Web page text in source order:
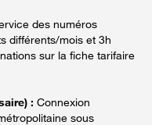
des numéros
différents/mois et 3h
sur la fiche tarifaire
: Connexion
sous